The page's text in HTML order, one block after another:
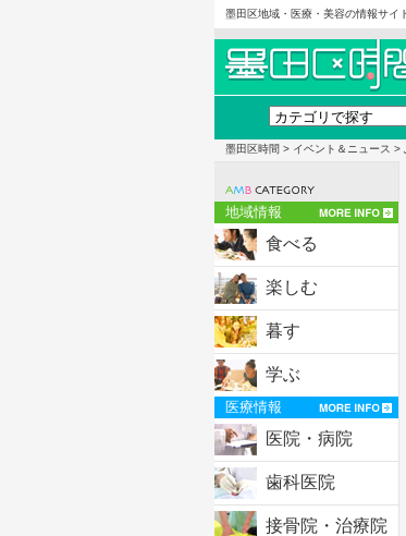
墨田区地域・医療・美容の情報サイ
墨田区時間 > イベント＆ニュース >
地域情報
食べる
楽しむ
暮す
学ぶ
医療情報
医院・病院
歯科医院
接骨院・治療院